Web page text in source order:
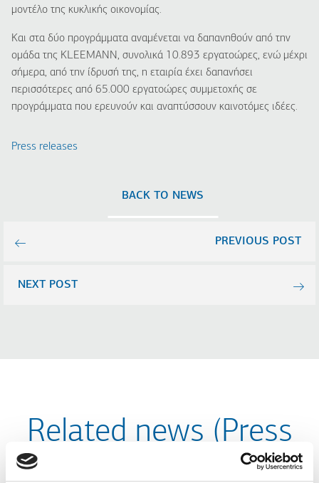
μοντέλο της κυκλικής οικονομίας.
Και στα δύο προγράμματα αναμένεται να δαπανηθούν από την
ομάδα της KLEEMANN, συνολικά 10.893 εργατοώρες, ενώ μέχρι
σήμερα, από την ίδρυσή της, η εταιρία έχει δαπανήσει
περισσότερες από 65.000 εργατοώρες συμμετοχής σε
προγράμματα που ερευνούν και αναπτύσσουν καινοτόμες ιδέες.
Press releases
PREVIOUS POST
BACK TO NEWS
NEXT POST
Related news (Press